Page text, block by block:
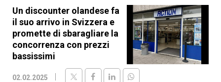
Un discounter olandese fa
il suo arrivo in Svizzera e
promette di sbaragliare la
concorrenza con prezzi
bassissimi
02.02.2025